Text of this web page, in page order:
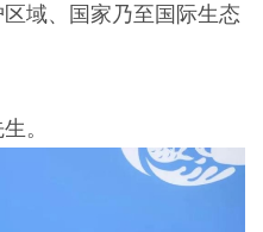
域、国家乃至国际生态
。